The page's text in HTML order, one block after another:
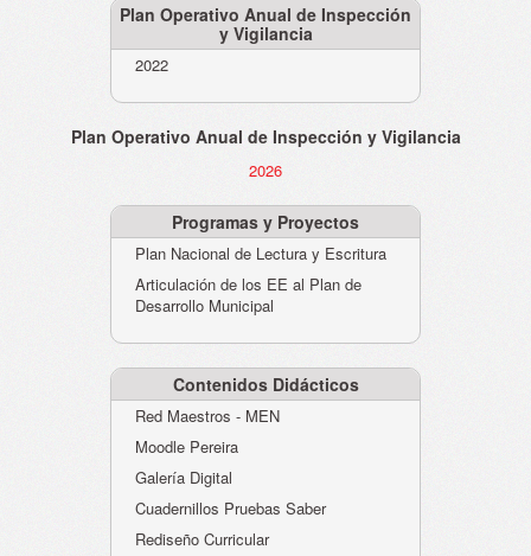
Plan Operativo Anual de Inspección
y Vigilancia
2022
Plan Operativo Anual de Inspección y Vigilancia
2026
Programas y Proyectos
Plan Nacional de Lectura y Escritura
Articulación de los EE al Plan de
Desarrollo Municipal
Contenidos Didácticos
Red Maestros - MEN
Moodle Pereira
Galería Digital
Cuadernillos Pruebas Saber
Rediseño Curricular